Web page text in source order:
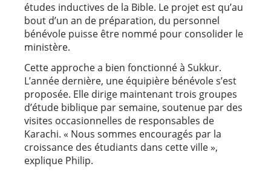
études inductives de la Bible. Le projet est qu’au
bout d’un an de préparation, du personnel
bénévole puisse être nommé pour consolider le
ministère.
Cette approche a bien fonctionné à Sukkur.
L’année dernière, une équipière bénévole s’est
proposée. Elle dirige maintenant trois groupes
d’étude biblique par semaine, soutenue par des
visites occasionnelles de responsables de
Karachi. « Nous sommes encouragés par la
croissance des étudiants dans cette ville »,
explique Philip.